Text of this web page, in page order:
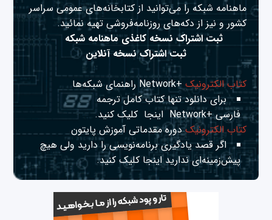
ماهنامه شبکه را می‌توانید از کتابخانه‌های عمومی سراسر
کشور و نیز از دکه‌های روزنامه‌فروشی تهیه نمائید.
ثبت اشتراک نسخه کاغذی ماهنامه شبکه
ثبت اشتراک نسخه آنلاین
کتاب الکترونیک+Network راهنمای شبکه‌ها
برای دانلود تنها کتاب کامل ترجمه
فارسی +Network
اینجا کلیک کنید.
کتاب الکترونیکدوره مقدماتی آموزش پایتون
اگر قصد یادگیری برنامه‌نویسی را دارید ولی هیچ
پیش‌زمینه‌ای نداریداینجا کلیک کنید.